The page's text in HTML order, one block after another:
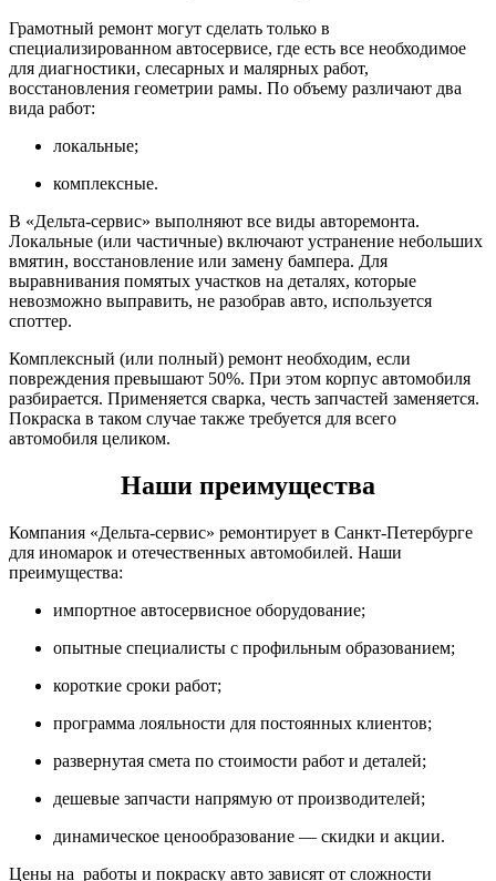
Грамотный ремонт могут сделать только в
специализированном автосервисе, где есть все необходимое
для диагностики, слесарных и малярных работ,
восстановления геометрии рамы. По объему различают два
вида работ:
локальные;
комплексные.
В «Дельта-сервис» выполняют все виды авторемонта.
Локальные (или частичные) включают устранение небольших
вмятин, восстановление или замену бампера. Для
выравнивания помятых участков на деталях, которые
невозможно выправить, не разобрав авто, используется
споттер.
Комплексный (или полный) ремонт необходим, если
повреждения превышают 50%. При этом корпус автомобиля
разбирается. Применяется сварка, честь запчастей заменяется.
Покраска в таком случае также требуется для всего
автомобиля целиком.
Наши преимущества
Компания «Дельта-сервис» ремонтирует в Санкт-Петербурге
для иномарок и отечественных автомобилей. Наши
преимущества:
импортное автосервисное оборудование;
опытные специалисты с профильным образованием;
короткие сроки работ;
программа лояльности для постоянных клиентов;
развернутая смета по стоимости работ и деталей;
дешевые запчасти напрямую от производителей;
динамическое ценообразование — скидки и акции.
Цены на работы и покраску авто зависят от сложности